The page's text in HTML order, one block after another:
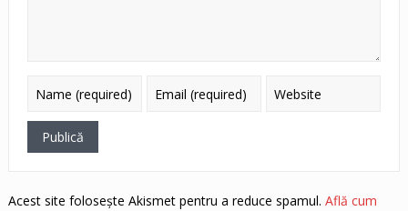
Acest site folosește Akismet pentru a reduce spamul. Află cum